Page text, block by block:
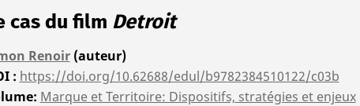
cas du film Detroit
Renoir (auteur)
https://doi.org/10.62688/edul/b9782384510122/c03b
Marque et Territoire: Dispositifs, stratégies et enjeux